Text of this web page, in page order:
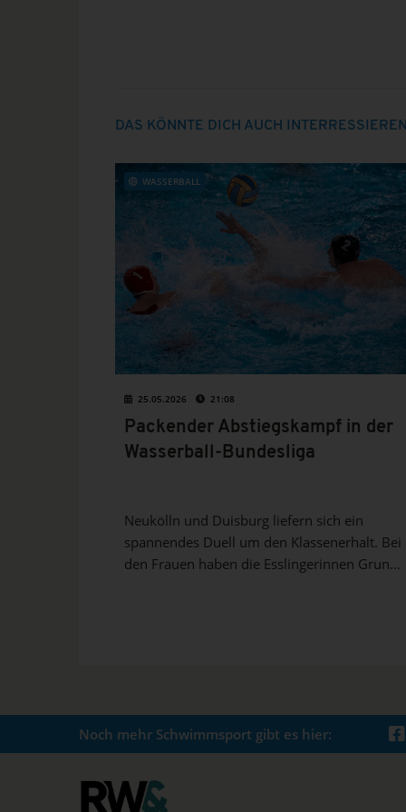
DAS KÖNNTE DICH AUCH INTERRESSIEREN
WASSERBALL
25.05.2026 21:08
Packender Abstiegskampf in der
Wasserball-Bundesliga
Neukölln und Duisburg liefern sich ein
spannendes Duell um den Klassenerhalt. Bei
den Frauen haben die Esslingerinnen Grund
Noch mehr Schwimmsport gibt es hier: